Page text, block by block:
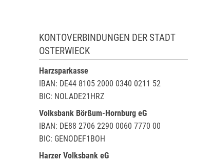
KONTOVERBINDUNGEN DER STADT
OSTERWIECK
Harzsparkasse
IBAN: DE44 8105 2000 0340 0211 52
BIC: NOLADE21HRZ
Volksbank Börßum-Hornburg eG
IBAN: DE88 2706 2290 0060 7770 00
BIC: GENODEF1BOH
Harzer Volksbank eG